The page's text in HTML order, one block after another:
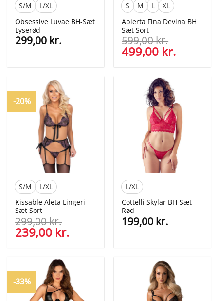
S/M
L/XL
Obsessive Luvae BH-Sæt
Lyserød
299,00 kr.
S M L
XL
Abierta Fina Devina BH
Sæt Sort
599,00kr.
Den
oprindelige
pris
599,00 kr..
499,00 kr.
pris
-20%
S/M
L/XL
Kissable Aleta Lingeri
Sæt Sort
299,00kr.
Den
oprindelige
pris
299,00 kr..
239,00 kr.
pris
239,00 kr..
L/XL
Cottelli Skylar BH-Sæt
Rød
199,00 kr.
-33%